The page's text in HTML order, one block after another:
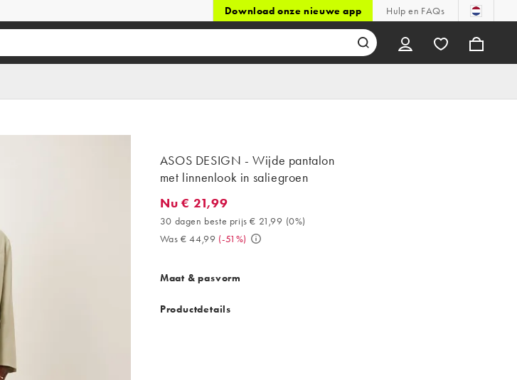
Download onze nieuwe app Hulp en FAQs
ASOS DESIGN - Wijde pantalon
met linnenlook in saliegroen
Nu € 21,99. 30 dagen beste prijs € 21,99 (0%). Was € 44,99. (-51%)
Nu € 21,99
30 dagen beste prijs € 21,99 (0%)
Was € 44,99 (-51%)
Maat & pasvorm
Productdetails